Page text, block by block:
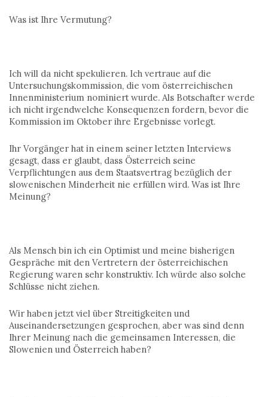
Was ist Ihre Vermutung?
Ich will da nicht spekulieren. Ich vertraue auf die
Untersuchungskommission, die vom österreichischen
Innenministerium nominiert wurde. Als Botschafter werde
ich nicht irgendwelche Konsequenzen fordern, bevor die
Kommission im Oktober ihre Ergebnisse vorlegt.
Ihr Vorgänger hat in einem seiner letzten Interviews
gesagt, dass er glaubt, dass Österreich seine
Verpflichtungen aus dem Staatsvertrag bezüglich der
slowenischen Minderheit nie erfüllen wird. Was ist Ihre
Meinung?
Als Mensch bin ich ein Optimist und meine bisherigen
Gespräche mit den Vertretern der österreichischen
Regierung waren sehr konstruktiv. Ich würde also solche
Schlüsse nicht ziehen.
Wir haben jetzt viel über Streitigkeiten und
Auseinandersetzungen gesprochen, aber was sind denn
Ihrer Meinung nach die gemeinsamen Interessen, die
Slowenien und Österreich haben?